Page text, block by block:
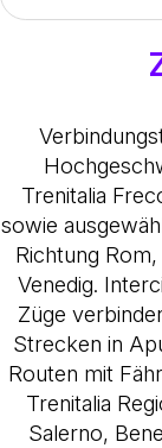
Trenitalia
sowie
Richtung
Venedig.
Züge
Strecken in
Routen mit
Trenitalia
Salerno,